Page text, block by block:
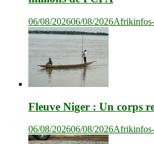
06/08/202606/08/2026
Fleuve Niger : Un corps
06/08/202606/08/2026